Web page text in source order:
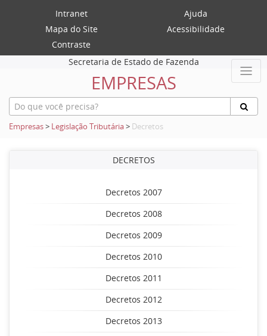
Intranet
Ajuda
Mapa do Site
Acessibilidade
Contraste
Secretaria de Estado de Fazenda
EMPRESAS
Empresas> Legislação Tributária> Decretos
DECRETOS
Decretos 2007
Decretos 2008
Decretos 2009
Decretos 2010
Decretos 2011
Decretos 2012
Decretos 2013